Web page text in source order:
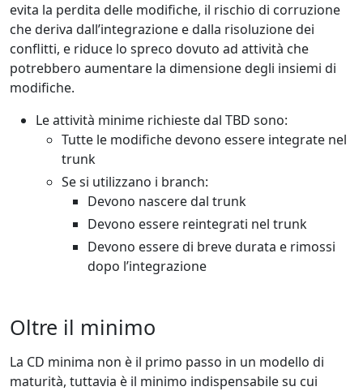
evita la perdita delle modifiche, il rischio di corruzione
che deriva dall’integrazione e dalla risoluzione dei
conflitti, e riduce lo spreco dovuto ad attività che
potrebbero aumentare la dimensione degli insiemi di
modifiche.
Le attività minime richieste dal TBD sono:
Tutte le modifiche devono essere integrate nel
trunk
Se si utilizzano i branch:
Devono nascere dal trunk
Devono essere reintegrati nel trunk
Devono essere di breve durata e rimossi
dopo l’integrazione
Oltre il minimo
La CD minima non è il primo passo in un modello di
maturità, tuttavia è il minimo indispensabile su cui